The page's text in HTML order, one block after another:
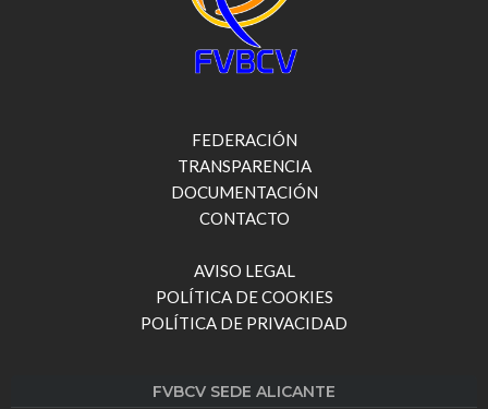
FEDERACIÓN
TRANSPARENCIA
DOCUMENTACIÓN
CONTACTO
AVISO LEGAL
POLÍTICA DE COOKIES
POLÍTICA DE PRIVACIDAD
FVBCV SEDE ALICANTE